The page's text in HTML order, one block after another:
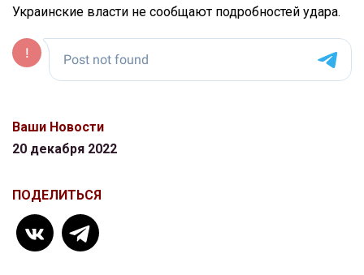
Украинские власти не сообщают подробностей удара.
Ваши Новости
20 декабря 2022
ПОДЕЛИТЬСЯ